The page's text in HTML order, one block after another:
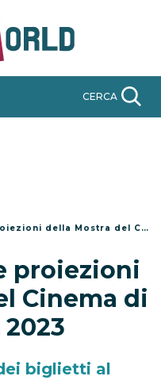
CERCA
Mostra del Cinema di Venezia 2023
proiezioni
Cinema di
biglietti al